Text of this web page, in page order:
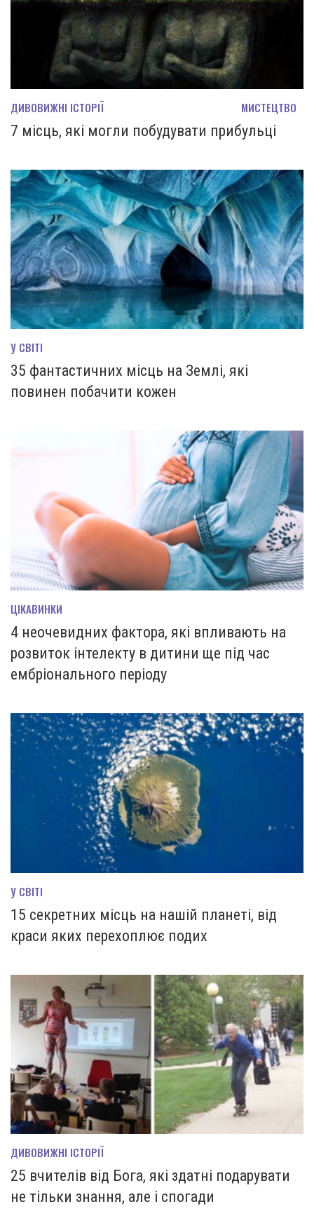
ДИВОВИЖНІ ІСТОРІЇ МИСТЕЦТВО
7 місць, які могли побудувати прибульці
У СВІТІ
35 фантастичних місць на Землі, які
повинен побачити кожен
ЦІКАВИНКИ
4 неочевидних фактора, які впливають на
розвиток інтелекту в дитини ще під час
ембріонального періоду
У СВІТІ
15 секретних місць на нашій планеті, від
краси яких перехоплює подих
ДИВОВИЖНІ ІСТОРІЇ
25 вчителів від Бога, які здатні подарувати
не тільки знання, але і спогади